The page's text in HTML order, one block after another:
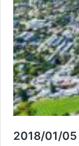
2018/01/05